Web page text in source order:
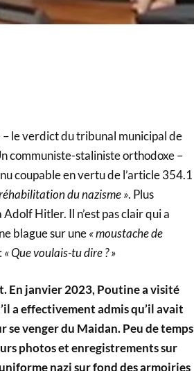
le verdict du tribunal municipal de
communiste-staliniste orthodoxe –
coupable en vertu de l’article 354.1
du nazisme ». Plus
Hitler. Il n’est pas clair qui a
blague sur une« moustache de
« Que voulais-tu dire ? »
En janvier 2023, Poutine a visité
a effectivement admis qu’il avait
se venger du Maidan. Peu de temps
photos et enregistrements sur
nazi sur fond des armoiries